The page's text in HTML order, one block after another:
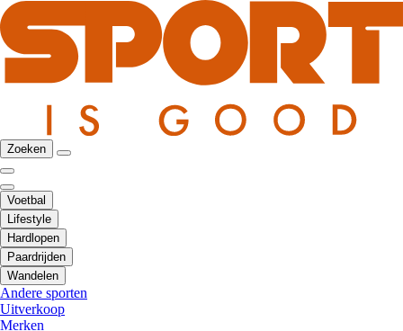
Zoeken
Voetbal
Lifestyle
Hardlopen
Paardrijden
Wandelen
Andere sporten
Uitverkoop
Merken